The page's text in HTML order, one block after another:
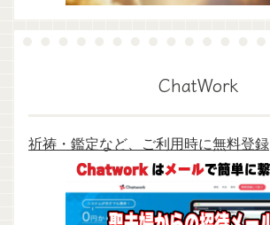
ChatWork
祈祷・鑑定など、ご利用時に無料登録